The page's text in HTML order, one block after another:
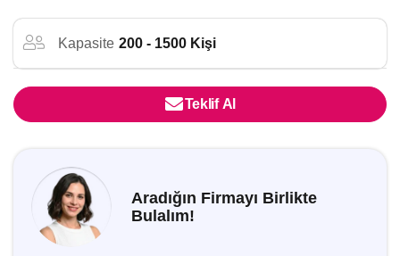
Kapasite 200 - 1500 Kişi
Teklif Al
Aradığın Firmayı Birlikte
Bulalım!